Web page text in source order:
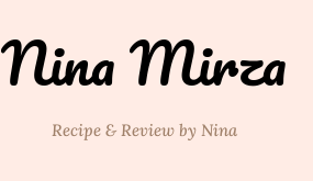
Nina Mirza
Recipe & Review by Nina